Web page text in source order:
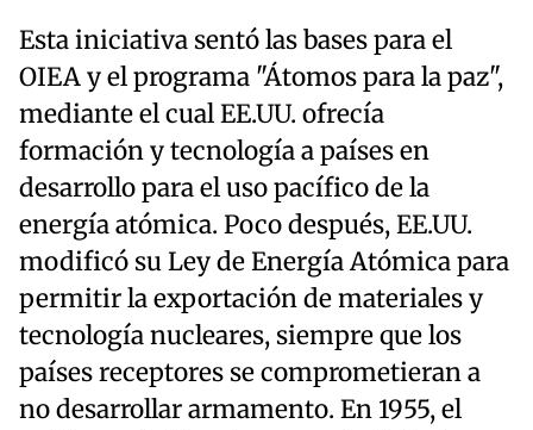
Esta iniciativa sentó las bases para el
OIEA y el programa "Átomos para la paz",
mediante el cual EE.UU. ofrecía
formación y tecnología a países en
desarrollo para el uso pacífico de la
energía atómica. Poco después, EE.UU.
modificó su Ley de Energía Atómica para
permitir la exportación de materiales y
tecnología nucleares, siempre que los
países receptores se comprometieran a
no desarrollar armamento. En 1955, el